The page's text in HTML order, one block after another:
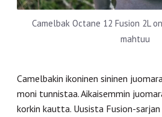
Camelbak Octane 12 Fusion 2L
mahtuu
Camelbakin ikoninen sininen
moni tunnistaa. Aikaisemmin
korkin kautta. Uusista Fusion-